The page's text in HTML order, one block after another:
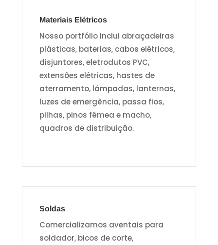
Materiais Elétricos
Nosso portfólio inclui abraçadeiras
plásticas, baterias, cabos elétricos,
disjuntores, eletrodutos PVC,
extensões elétricas, hastes de
aterramento, lâmpadas, lanternas,
luzes de emergência, passa fios,
pilhas, pinos fêmea e macho,
quadros de distribuição.
Soldas
Comercializamos aventais para
soldador, bicos de corte,